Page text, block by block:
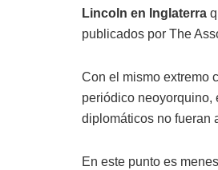
Lincoln en Inglaterra
publicados por The
Con el mismo extremo
periódico neoyorquino,
diplomáticos no fueran
En este punto es